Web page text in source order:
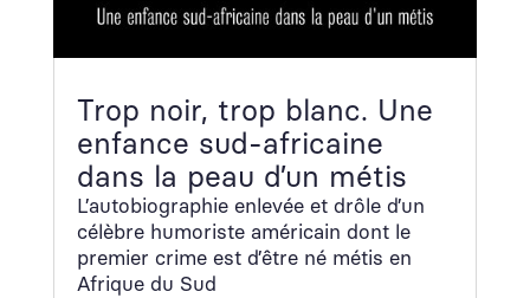
Trop noir, trop blanc. Une
enfance sud-africaine
dans la peau d’un métis
L’au­to­bi­ogra­phie enlevée et drôle d’un
célèbre humoriste améri­cain dont le
pre­mier crime est d’être né métis en
Afrique du Sud